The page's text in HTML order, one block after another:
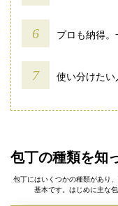
プロも納得
使い分けた
包丁の種類を知
包丁にはいくつかの種類があり
基本です。はじめに主な